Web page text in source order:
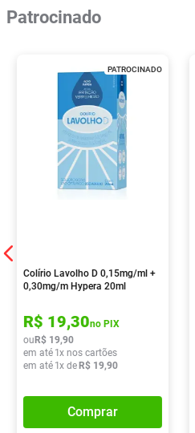
Patrocinado
PATROCINADO
Colírio Lavolho D 0,15mg/ml +
0,30mg/m Hypera 20ml
R$ 19,30no PIX
ou R$ 19,90
em até 1x nos cartões
em até 1x de R$ 19,90
Comprar